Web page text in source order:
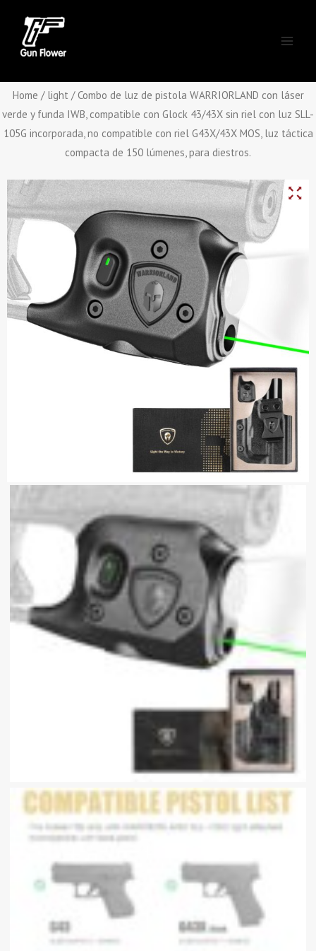
content
Home / light / Combo de luz de pistola WARRIORLAND con láser
verde y funda IWB, compatible con Glock 43/43X sin riel con luz SLL-
105G incorporada, no compatible con riel G43X/43X MOS, luz táctica
compacta de 150 lúmenes, para diestros.